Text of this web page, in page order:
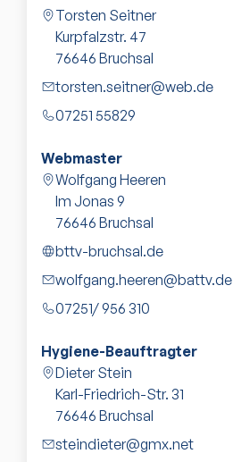
Torsten Seitner
Kurpfalzstr. 47
76646 Bruchsal
torsten.seitner@web.de
07251 55829
Webmaster
Wolfgang Heeren
Im Jonas 9
76646 Bruchsal
bttv-bruchsal.de
wolfgang.heeren@battv.de
07251/ 956 310
Hygiene-Beauftragter
Dieter Stein
Karl-Friedrich-Str. 31
76646 Bruchsal
steindieter@gmx.net